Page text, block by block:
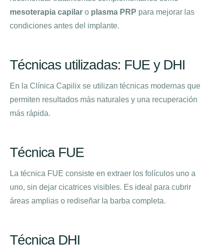
mesoterapia capilar o plasma PRP para mejorar las
condiciones antes del implante.
Técnicas utilizadas: FUE y DHI
En la Clínica Capilix se utilizan técnicas modernas que
permiten resultados más naturales y una recuperación
más rápida.
Técnica FUE
La técnica FUE consiste en extraer los folículos uno a
uno, sin dejar cicatrices visibles. Es ideal para cubrir
áreas amplias o rediseñar la barba completa.
Técnica DHI